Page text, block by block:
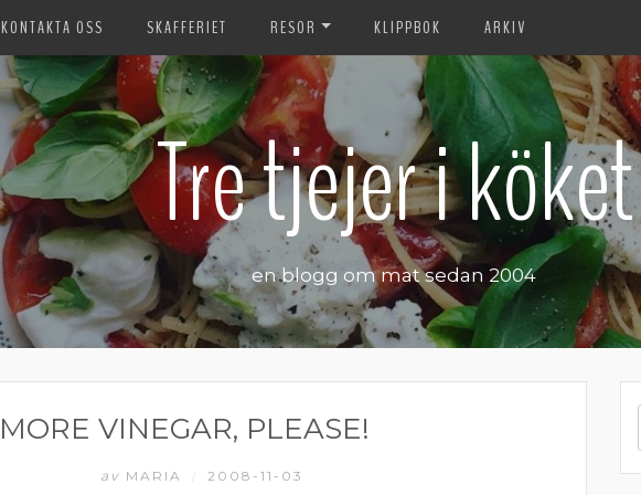
KONTAKTA OSS SKAFFERIET RESOR KLIPPBOK ARKIV
Tre tjejer i köket
en blogg om mat sedan 2004
MORE VINEGAR, PLEASE!
av MARIA 2008-11-03